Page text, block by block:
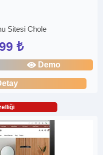
Sitesi Chole
₺
Demo